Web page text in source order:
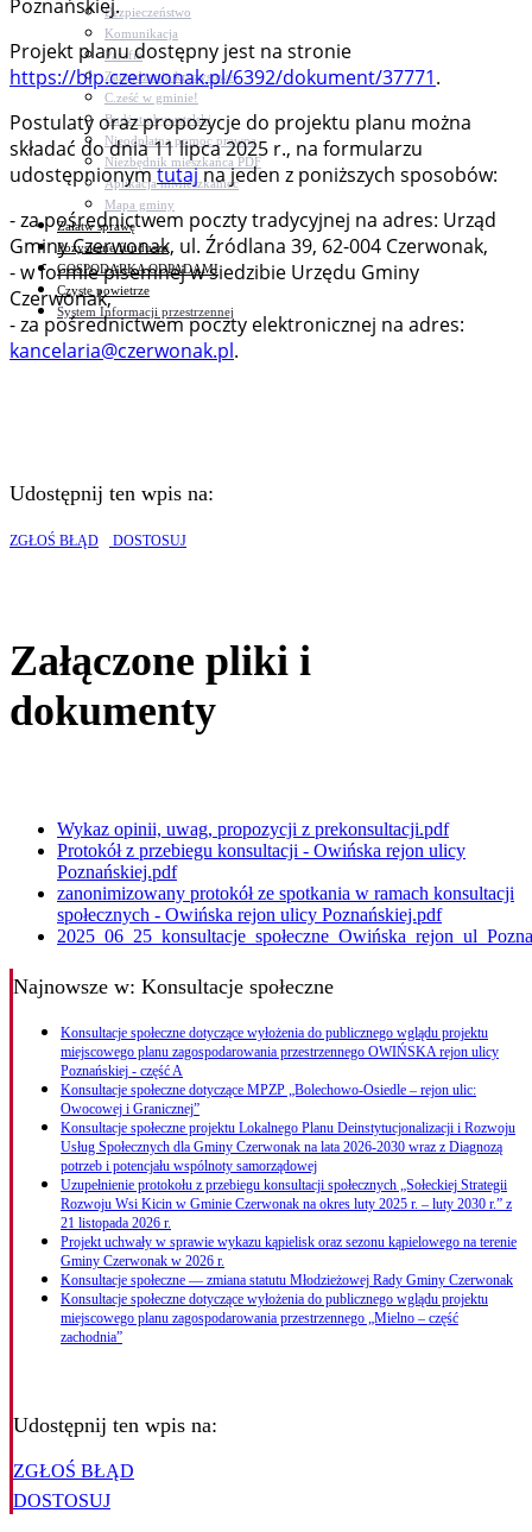
Bezpieczeństwo
Komunikacja
Parafie
Zarządzanie kryzysowe
C.ześć w gminie!
Budżet obywatelski
Nieodpłatna pomoc prawna
Niezbędnik mieszkańca PDF
Aplikacja mMieszkaniec
Mapa gminy
Załatw sprawę
Pozyskane fundusze
GOSPODARKA ODPADAMI
Czyste powietrze
System Informacji przestrzennej
Poznańskiej.
Projekt planu dostępny jest na stronie
https://bip.czerwonak.pl/6392/dokument/37771.
Postulaty oraz propozycje do projektu planu można
składać do dnia 11 lipca 2025 r., na formularzu
udostępnionymtutajna jeden z poniższych sposobów:
- za pośrednictwem poczty tradycyjnej na adres: Urząd
Gminy Czerwonak, ul. Źródlana 39, 62-004 Czerwonak,
- w formie pisemnej w siedzibie Urzędu Gminy
Czerwonak,
- za pośrednictwem poczty elektronicznej na adres:
kancelaria@czerwonak.pl.
Udostępnij ten wpis na:
ZGŁOŚ BŁĄD DOSTOSUJ
Załączone pliki i
dokumenty
Wykaz opinii, uwag, propozycji z prekonsultacji.pdf
Protokół z przebiegu konsultacji - Owińska rejon ulicy
Poznańskiej.pdf
zanonimizowany protokół ze spotkania w ramach konsultacji
społecznych - Owińska rejon ulicy Poznańskiej.pdf
Najnowsze w: Konsultacje społeczne
Konsultacje społeczne dotyczące wyłożenia do publicznego wglądu projektu
miejscowego planu zagospodarowania przestrzennego OWIŃSKA rejon ulicy
Poznańskiej - część A
Konsultacje społeczne dotyczące MPZP „Bolechowo-Osiedle – rejon ulic:
Owocowej i Granicznej”
Konsultacje społeczne projektu Lokalnego Planu Deinstytucjonalizacji i Rozwoju
Usług Społecznych dla Gminy Czerwonak na lata 2026-2030 wraz z Diagnozą
potrzeb i potencjału wspólnoty samorządowej
Uzupełnienie protokołu z przebiegu konsultacji społecznych „Sołeckiej Strategii
Rozwoju Wsi Kicin w Gminie Czerwonak na okres luty 2025 r. – luty 2030 r.” z
21 listopada 2026 r.
Projekt uchwały w sprawie wykazu kąpielisk oraz sezonu kąpielowego na terenie
Gminy Czerwonak w 2026 r.
Konsultacje społeczne — zmiana statutu Młodzieżowej Rady Gminy Czerwonak
Konsultacje społeczne dotyczące wyłożenia do publicznego wglądu projektu
miejscowego planu zagospodarowania przestrzennego „Mielno – część
zachodnia”
Udostępnij ten wpis na:
ZGŁOŚ BŁĄD
DOSTOSUJ